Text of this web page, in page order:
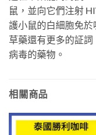
鼠，並向它們注射
護小鼠的白細胞免於
草藥還有更多的証
病毒的藥物。
相關商品